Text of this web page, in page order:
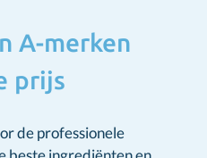
A-merken
prijs
de professionele